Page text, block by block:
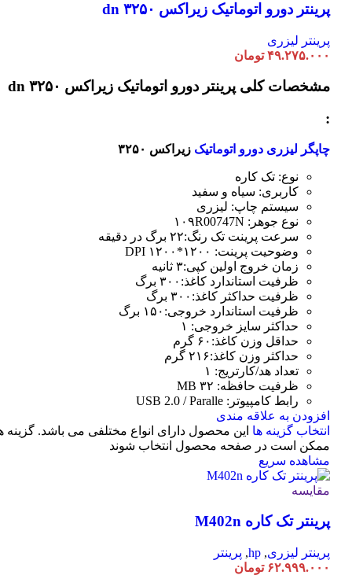
پرینتر دورو اتوماتیک زیراکس dn ۳۲۵۰
پرینتر لیزری
۴۹.۲۷۵.۰۰۰ تومان
مشخصات کلی پرینتر دورو اتوماتیک زیراکس dn ۳۲۵۰
:
چاپگر لیزری دورو اتوماتیک زیراکس ۳۲۵۰
نوع: تک کاره
کاربری: سیاه و سفید
سیستم چاپ: لیزری
نوع جوهر: ۱۰۹R00747N
سرعت پرینت تک رنگ:۲۲ برگ در دقیقه
وضوحیت پرینت: ۱۲۰۰*۱۲۰۰ DPI
زمان خروج اولین کپی:۳ ثانیه
ظرفیت استاندارد کاغذ:۳۰۰ برگ
ظرفیت حداکثر کاغذ:۳۰۰ برگ
ظرفیت استاندارد خروجی:۱۵۰ برگ
حداکثر سایز خروجی: ۱
حداقل وزن کاغذ:۶۰ گرم
حداکثر وزن کاغذ:۲۱۶ گرم
تعداد هد/کارتریج: ۱
ظرفیت حافظه: ۳۲ MB
رابط کامپیوتر: USB 2.0 / Paralle
افزودن به علاقه مندی
انتخاب گزینه ها این محصول دارای انواع مختلفی می باشد. گزینه
ممکن است در صفحه محصول انتخاب شوند
مشاهده سریع
مقایسه
پرینتر تک کاره M402n
پرینتر لیزری,
hp
, پرینتر
۶۲.۹۹۹.۰۰۰ تومان